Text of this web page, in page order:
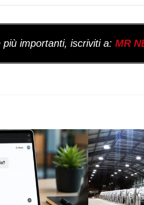
importanti, iscriviti a: MR